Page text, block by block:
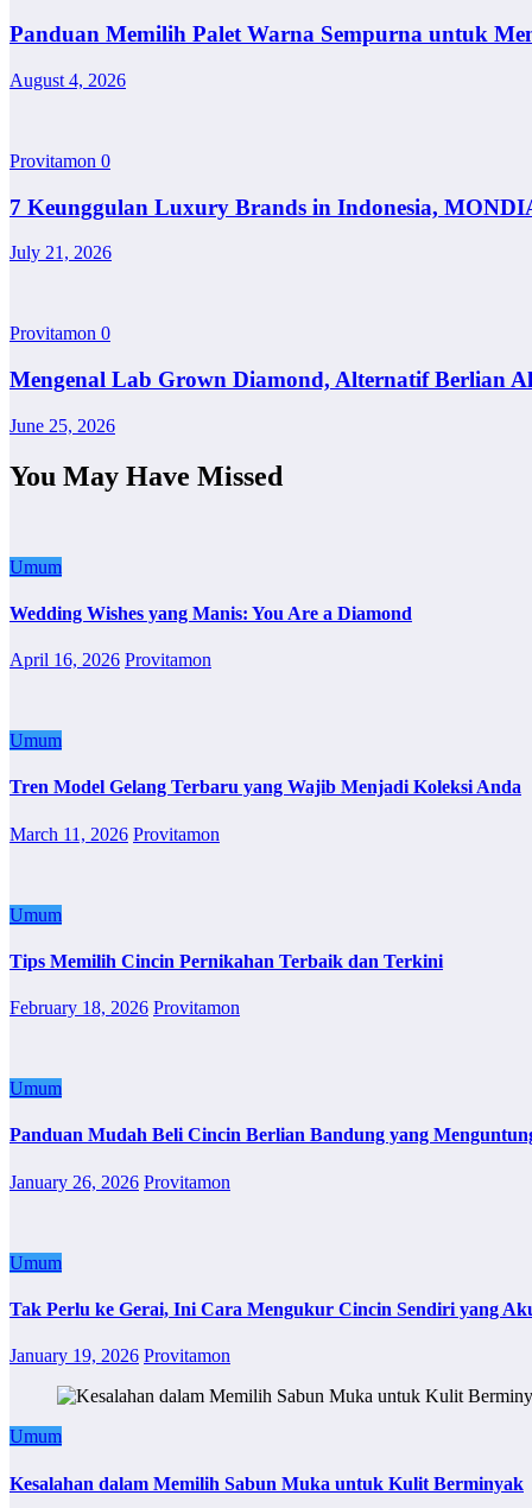
Panduan Memilih Palet Warna Sempurna untuk
August 4, 2026
Provitamon 0
7 Keunggulan Luxury Brands in Indonesia,
July 21, 2026
Provitamon 0
Mengenal Lab Grown Diamond, Alternatif Berlian
June 25, 2026
You May Have Missed
Umum
Wedding Wishes yang Manis: You Are a Diamond
April 16, 2026 Provitamon
Umum
Tren Model Gelang Terbaru yang Wajib Menjadi Koleksi Anda
March 11, 2026 Provitamon
Umum
Tips Memilih Cincin Pernikahan Terbaik dan Terkini
February 18, 2026 Provitamon
Umum
Panduan Mudah Beli Cincin Berlian Bandung yang
January 26, 2026 Provitamon
Umum
Tak Perlu ke Gerai, Ini Cara Mengukur Cincin Sendiri yang
January 19, 2026 Provitamon
Umum
Kesalahan dalam Memilih Sabun Muka untuk Kulit Berminyak